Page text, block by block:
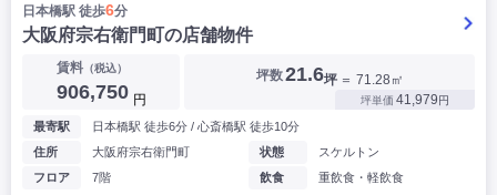
日本橋駅 徒歩6分
大阪府宗右衛門町の店舗物件
賃料（税込）
906,750 円
坪数21.6坪 ＝ 71.28㎡
坪単価 41,979円
最寄駅
日本橋駅 徒歩6分 / 心斎橋駅 徒歩10分
住所
大阪府宗右衛門町
フロア
7階
状態
スケルトン
飲食
重飲食・軽飲食